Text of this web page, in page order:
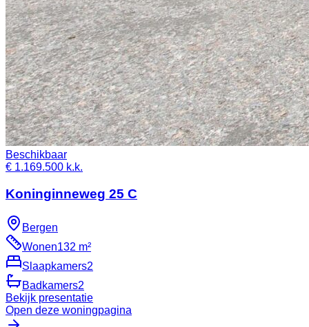
Beschikbaar
€ 1.169.500 k.k.
Koninginneweg 25 C
Bergen
Wonen132 m²
Slaapkamers2
Badkamers2
Bekijk presentatie
Open deze woningpagina